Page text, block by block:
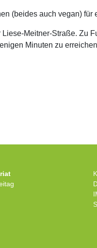
(beides auch vegan) für
Meitner-Straße. Zu
Minuten zu